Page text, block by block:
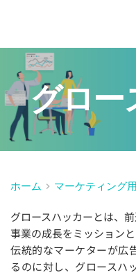
グロー
ホーム マーケティング
グロースハッカーとは、
事業の成長をミッション
伝統的なマーケターが広
るのに対し、グロースハ